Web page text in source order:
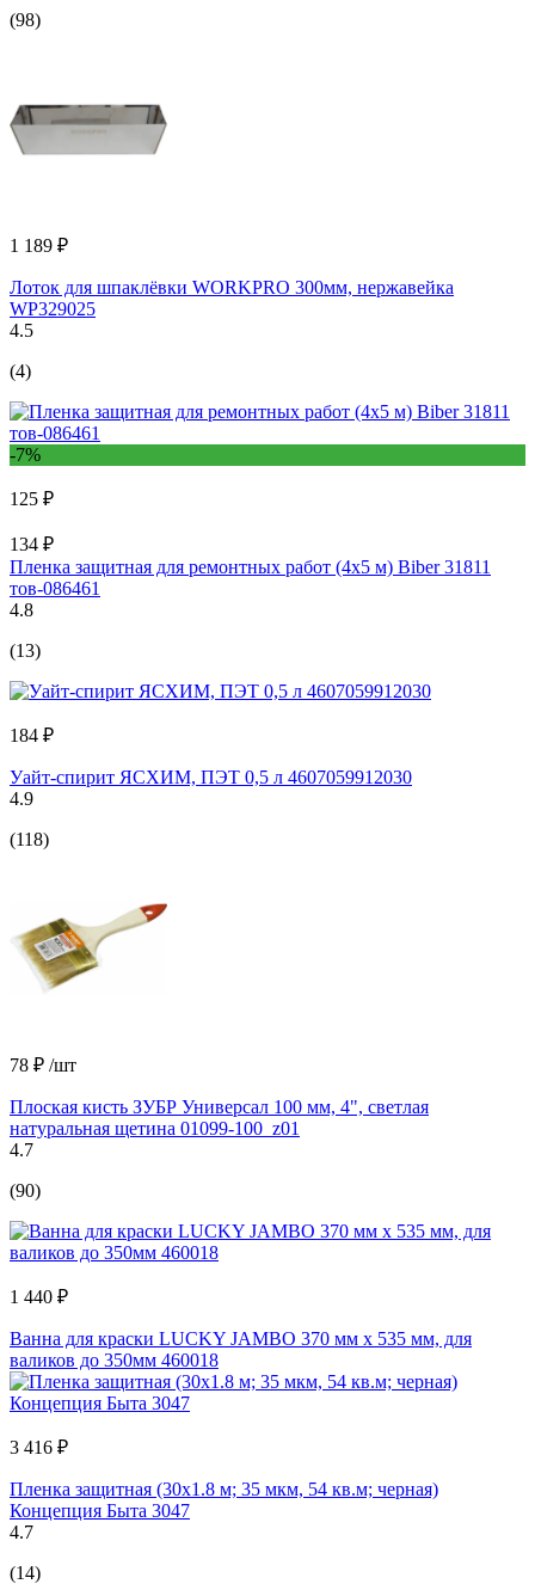
(98)
1 189 ₽
Лоток для шпаклёвки WORKPRO 300мм, нержавейка
WP329025
4.5
(4)
-7%
125 ₽
134 ₽
Пленка защитная для ремонтных работ (4х5 м) Biber 31811
тов-086461
4.8
(13)
184 ₽
Уайт-спирит ЯСХИМ, ПЭТ 0,5 л 4607059912030
4.9
(118)
78 ₽ /шт
Плоская кисть ЗУБР Универсал 100 мм, 4", светлая
натуральная щетина 01099-100_z01
4.7
(90)
1 440 ₽
Ванна для краски LUCKY JAMBO 370 мм х 535 мм, для
валиков до 350мм 460018
3 416 ₽
Пленка защитная (30х1.8 м; 35 мкм, 54 кв.м; черная)
Концепция Быта 3047
4.7
(14)